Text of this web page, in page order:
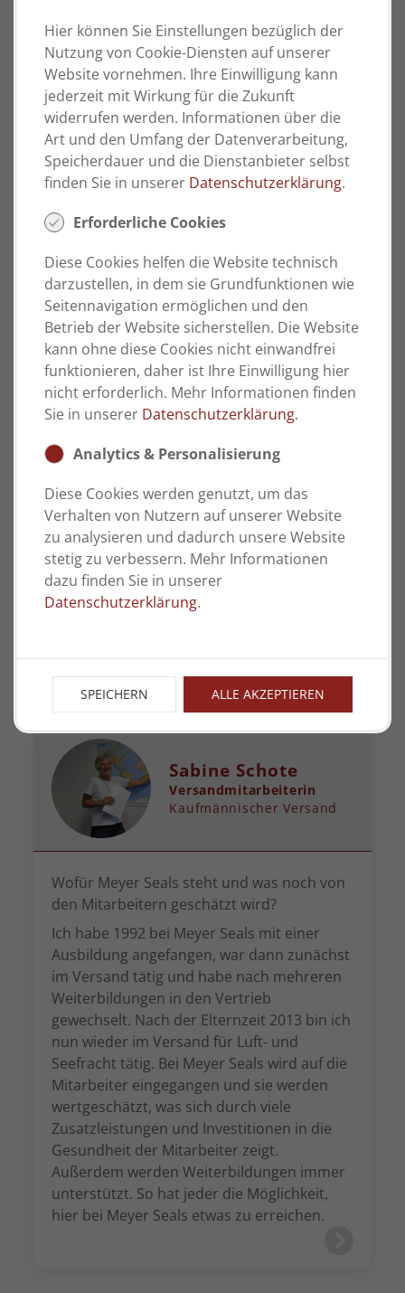
das Gefühl der Verantwortlichkeit für den
eigenen Arbeitsplatz und damit auch
gegenüber dem Unternehmen sehr hoch.
Martina Hase
Mitarbeiterin
Welche Veränderungen man bei Meyer
Selas in 30 Jahren erlebt?
Meyer Seals ist ein sehr
familienfreundliches Unternehmen, für das
ich nun seit mehr als 30 Jahren arbeite. Es
werden viele Zusatzleistungen geboten und
die jährlichen Sommerfeste und
Kollegialität wird hier großgeschrieben. Man
wechselt jeden Tag ein paar freundliche
Worte miteinander. Durch meine
Teilzeittätigkeit am Empfang bin ich
vormittags die erste Person, die Meyer
Seals präsentiert und bilde die Schnittstelle
Sabine Schote
Versandmitarbeiterin
Kaufmännischer Versand
Wofür Meyer Seals steht und was noch von
den Mitarbeitern geschätzt wird?
Ich habe 1992 bei Meyer Seals mit einer
Ausbildung angefangen, war dann zunächst
im Versand tätig und habe nach mehreren
Weiterbildungen in den Vertrieb
gewechselt. Nach der Elternzeit 2013 bin ich
nun wieder im Versand für Luft- und
Seefracht tätig. Bei Meyer Seals wird auf die
Mitarbeiter eingegangen und sie werden
wertgeschätzt, was sich durch viele
Zusatzleistungen und Investitionen in die
Gesundheit der Mitarbeiter zeigt.
Außerdem werden Weiterbildungen immer
unterstützt. So hat jeder die Möglichkeit,
hier bei Meyer Seals etwas zu erreichen.
Hier können Sie Einstellungen bezüglich der
Nutzung von Cookie-Diensten auf unserer
Website vornehmen. Ihre Einwilligung kann
jederzeit mit Wirkung für die Zukunft
widerrufen werden. Informationen über die
Art und den Umfang der Datenverarbeitung,
Speicherdauer und die Dienstanbieter selbst
finden Sie in unserer Datenschutzerklärung.
Erforderliche Cookies
Diese Cookies helfen die Website technisch
darzustellen, in dem sie Grundfunktionen wie
Seitennavigation ermöglichen und den
Betrieb der Website sicherstellen. Die Website
kann ohne diese Cookies nicht einwandfrei
funktionieren, daher ist Ihre Einwilligung hier
nicht erforderlich. Mehr Informationen finden
Sie in unserer Datenschutzerklärung.
Analytics & Personalisierung
Diese Cookies werden genutzt, um das
Verhalten von Nutzern auf unserer Website
zu analysieren und dadurch unsere Website
stetig zu verbessern. Mehr Informationen
dazu finden Sie in unserer
Datenschutzerklärung.
SPEICHERN ALLE AKZEPTIEREN